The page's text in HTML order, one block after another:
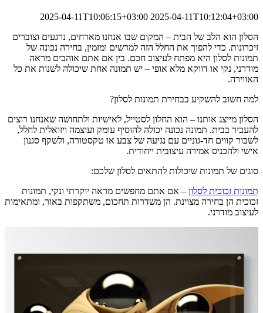
2025-04-11T10:06:15+03:00 2025-04-11T10:12:04+03:00
הסלון הוא הלב של הבית – המקום שבו אנחנו מארחים, נרגעים וצוברים
זיכרונות. כדי להפוך את החלל הזה למרשים ומזמין, בחירה נכונה של
תמונות לסלון היא מפתח לעיצוב חכם. בין אם אתם אוהבים מראה
מודרני, נקי או דווקא מלא אופי – יש תמונה אחת שיכולה לשנות את כל
האווירה.
למה חשוב להשקיע בבחירת תמונות לסלון?
הסלון מייצג אותנו – הוא החלון לסטייל, לאישיות ולתחושה שאנחנו רוצים
להעביר בבית. תמונה נכונה יכולה להוסיף עומק ועוצמה ויזואלית לחלל,
לשבור קווים חד-גוניים עם נגיעה של צבע או טקסטורה, ולשקף סגנון
אישי ולהכניס אמירה עיצובית ייחודית.
סוגים של תמונות שיכולות להתאים לסלון שלכם:
תמונות זכוכית לסלון – אם אתם מחפשים מראה יוקרתי ונקי, תמונות
זכוכית הן בחירה מצוינת. הן משדרות תחכום, משתקפות באור, ומתאימות
לעיצוב מודרני.